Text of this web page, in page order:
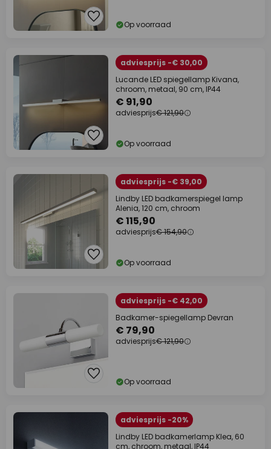
Op voorraad
adviesprijs -€ 30,00
Lucande LED spiegellamp Kivana,
chroom, metaal, 90 cm, IP44
€ 91,90
adviesprijs€ 121,90
Op voorraad
adviesprijs -€ 39,00
Lindby LED badkamerspiegel lamp
Alenia, 120 cm, chroom
€ 115,90
adviesprijs€ 154,90
Op voorraad
adviesprijs -€ 42,00
Badkamer-spiegellamp Devran
€ 79,90
adviesprijs€ 121,90
Op voorraad
adviesprijs -20%
Lindby LED badkamerlamp Klea, 60
cm, chroom, metaal, IP44